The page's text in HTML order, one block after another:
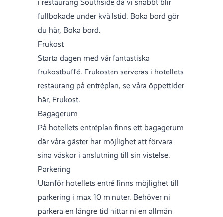
i restaurang Southside då vi snabbt blir
fullbokade under kvällstid. Boka bord gör
du här, Boka bord.
Frukost
Starta dagen med vår fantastiska
frukostbuffé. Frukosten serveras i hotellets
restaurang på entréplan, se våra öppettider
här, Frukost.
Bagagerum
På hotellets entréplan finns ett bagagerum
där våra gäster har möjlighet att förvara
sina väskor i anslutning till sin vistelse.
Parkering
Utanför hotellets entré finns möjlighet till
parkering i max 10 minuter. Behöver ni
parkera en längre tid hittar ni en allmän